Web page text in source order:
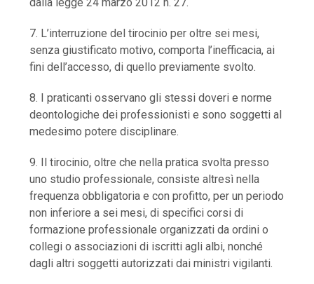
7. L’interruzione del tirocinio per oltre sei mesi,
senza giustificato motivo, comporta l’inefficacia, ai
fini dell’accesso, di quello previamente svolto.
8. I praticanti osservano gli stessi doveri e norme
deontologiche dei professionisti e sono soggetti al
medesimo potere disciplinare.
9. Il tirocinio, oltre che nella pratica svolta presso
uno studio professionale, consiste altresì nella
frequenza obbligatoria e con profitto, per un periodo
non inferiore a sei mesi, di specifici corsi di
formazione professionale organizzati da ordini o
collegi o associazioni di iscritti agli albi, nonché
dagli altri soggetti autorizzati dai ministri vigilanti.